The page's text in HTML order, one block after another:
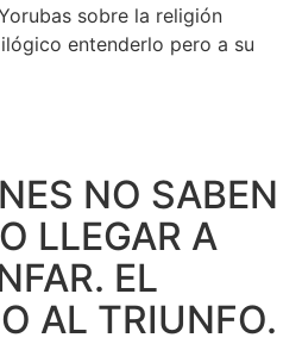
sobre la religión
entenderlo pero a su
NO SABEN
LLEGAR A
EL
AL TRIUNFO.